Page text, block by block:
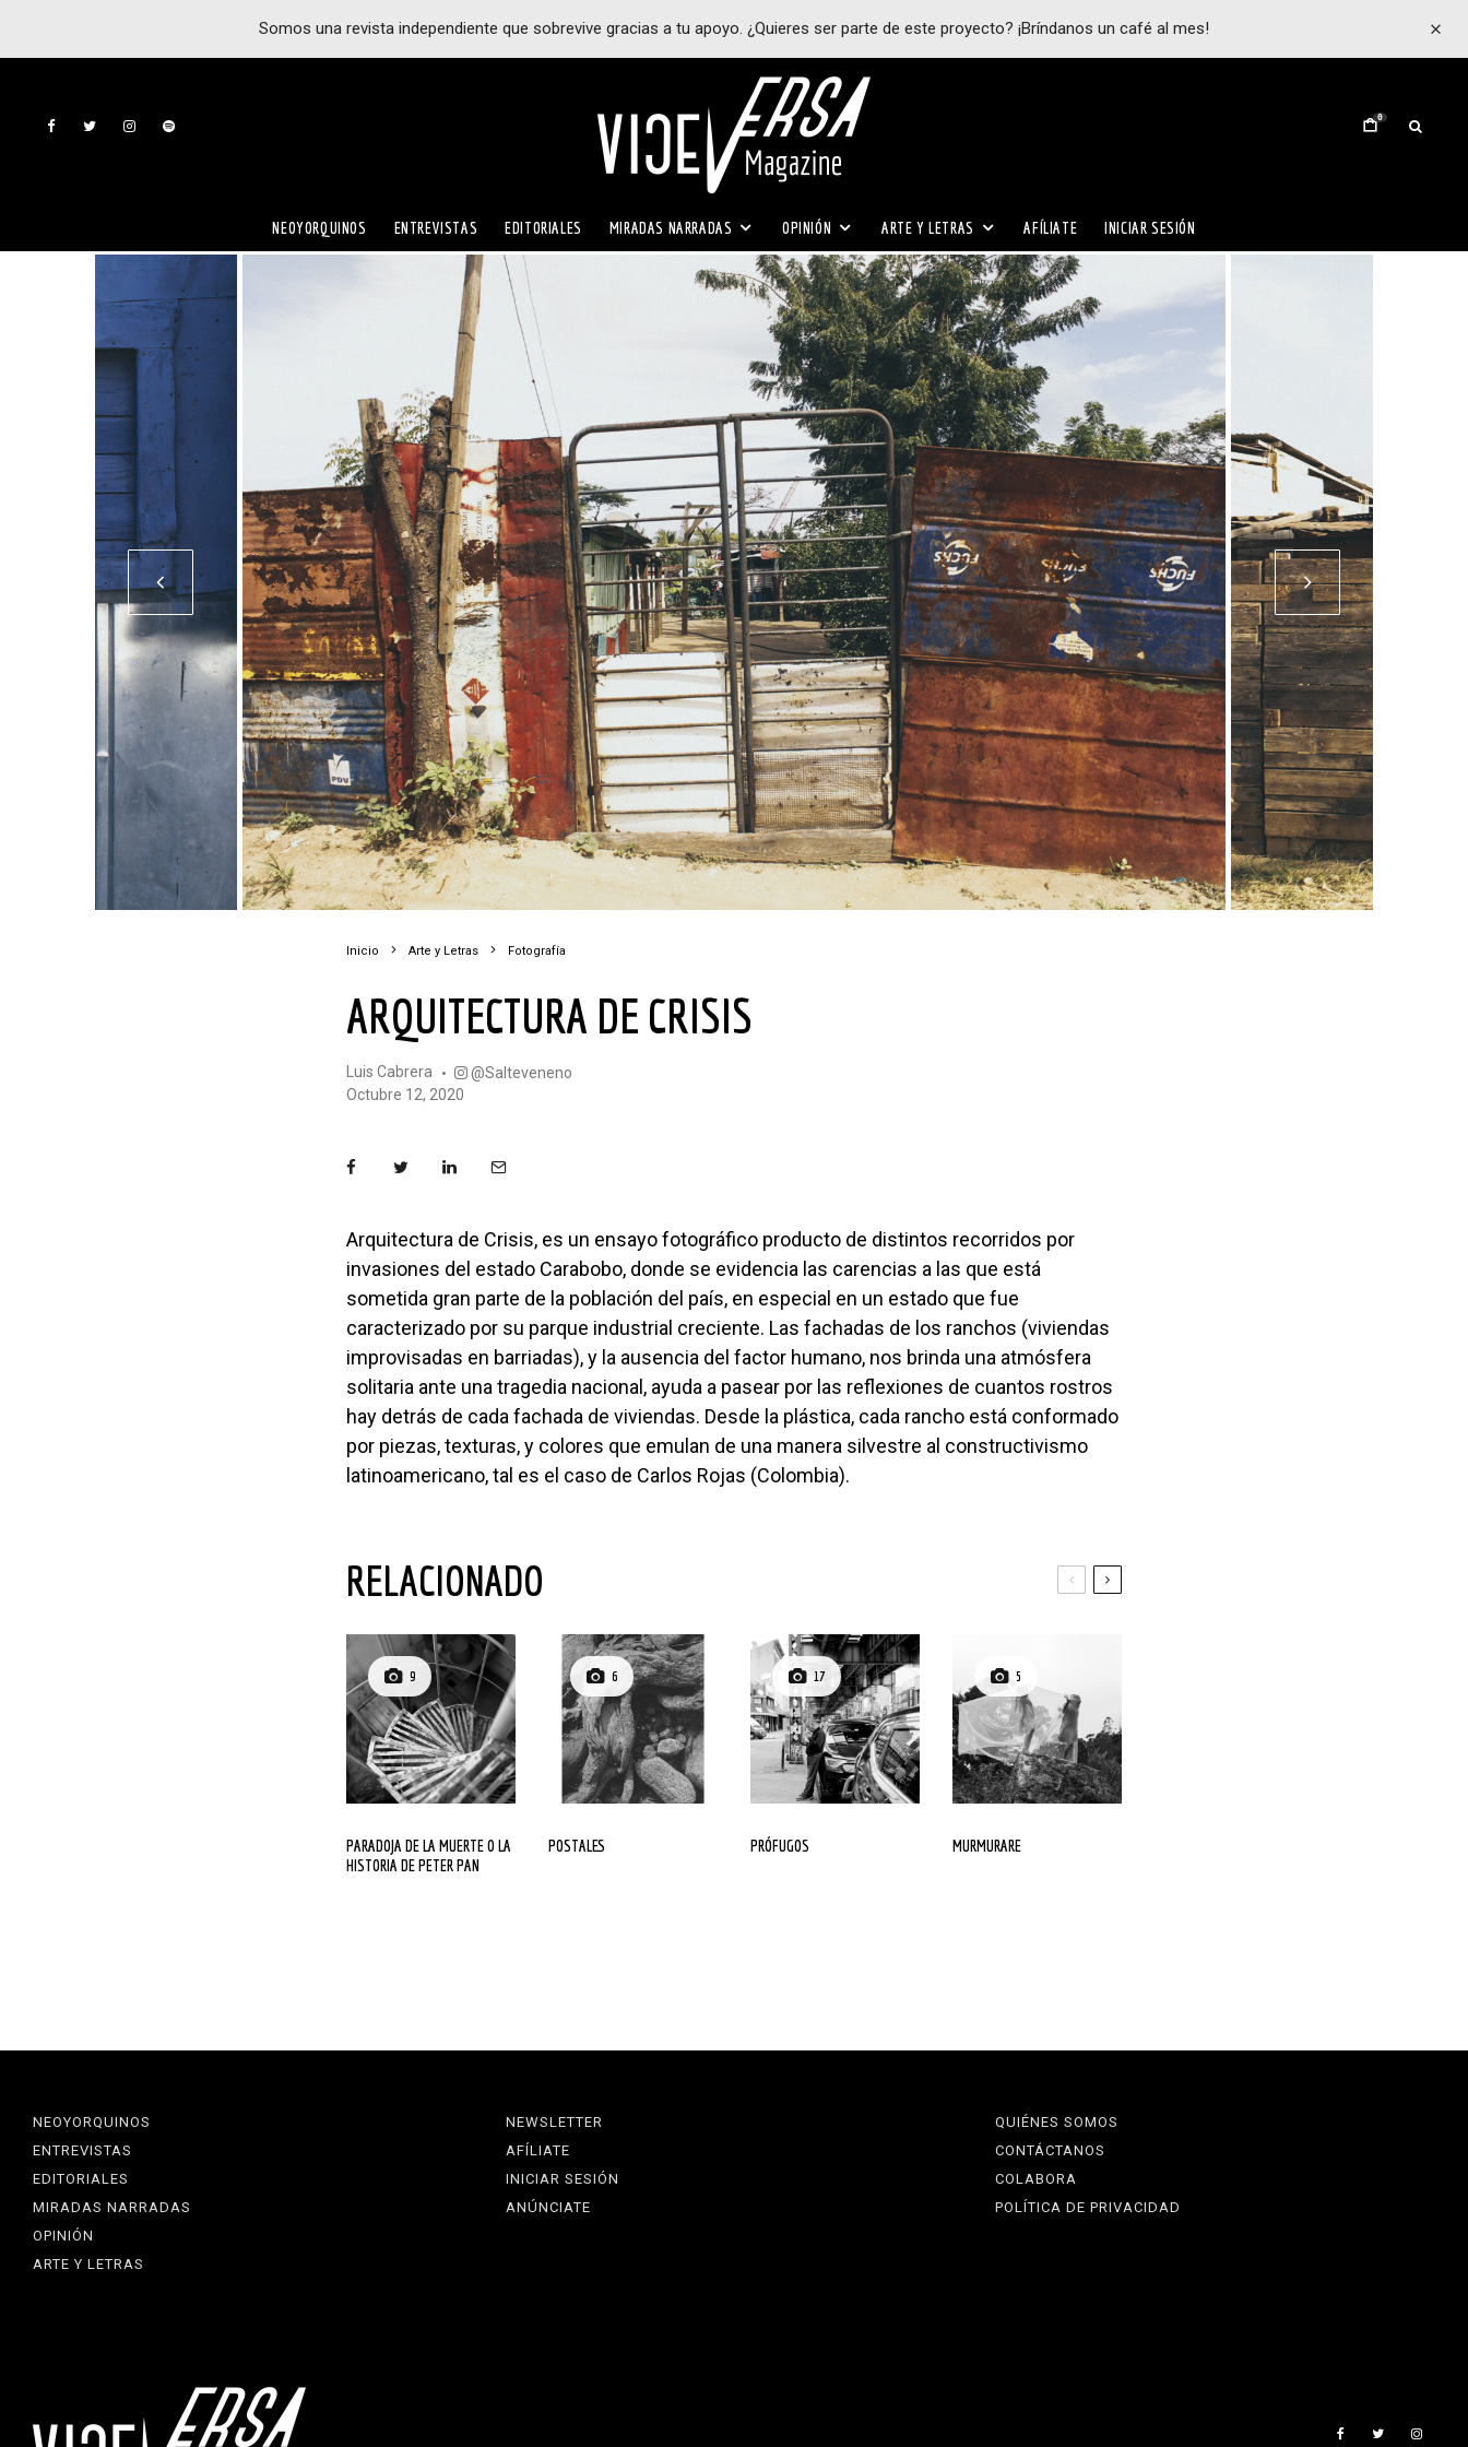
Somos una revista independiente que sobrevive gracias a tu apoyo. ¿Quieres ser parte de este proyecto? ¡Bríndanos un café al mes!
0
NEOYORQUINOS ENTREVISTAS EDITORIALES MIRADAS NARRADAS OPINIÓN ARTE Y LETRAS AFÍLIATE INICIAR SESIÓN
Inicio Arte y Letras Fotografía
ARQUITECTURA DE CRISIS
Luis Cabrera
@salteveneno
octubre 12, 2020
Arquitectura de Crisis, es un ensayo fotográfico producto de distintos recorridos por
invasiones del estado Carabobo, donde se evidencia las carencias a las que está
sometida gran parte de la población del país, en especial en un estado que fue
caracterizado por su parque industrial creciente. Las fachadas de los ranchos (viviendas
improvisadas en barriadas), y la ausencia del factor humano, nos brinda una atmósfera
solitaria ante una tragedia nacional, ayuda a pasear por las reflexiones de cuantos rostros
hay detrás de cada fachada de viviendas. Desde la plástica, cada rancho está conformado
por piezas, texturas, y colores que emulan de una manera silvestre al constructivismo
latinoamericano, tal es el caso de Carlos Rojas (Colombia).
RELACIONADO
9
PARADOJA DE LA MUERTE O LA
HISTORIA DE PETER PAN
6
POSTALES
17
PRÓFUGOS
5
MURMURARE
NEOYORQUINOS
ENTREVISTAS
EDITORIALES
MIRADAS NARRADAS
OPINIÓN
ARTE Y LETRAS
NEWSLETTER
AFÍLIATE
INICIAR SESIÓN
ANÚNCIATE
QUIÉNES SOMOS
CONTÁCTANOS
COLABORA
POLÍTICA DE PRIVACIDAD